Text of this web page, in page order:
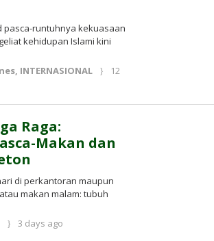
pasca-runtuhnya kekuasaan
kehidupan Islami kini
, INTERNASIONAL
12
Raga:
Makan dan
di perkantoran maupun
makan malam: tubuh
3 days ago